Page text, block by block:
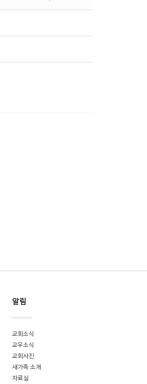
알림
교회소식
교우소식
교회사진
새가족 소개
자료실